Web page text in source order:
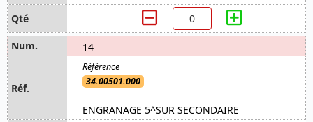
14
34.00501.000
ENGRANAGE 5^SUR SECONDAIRE